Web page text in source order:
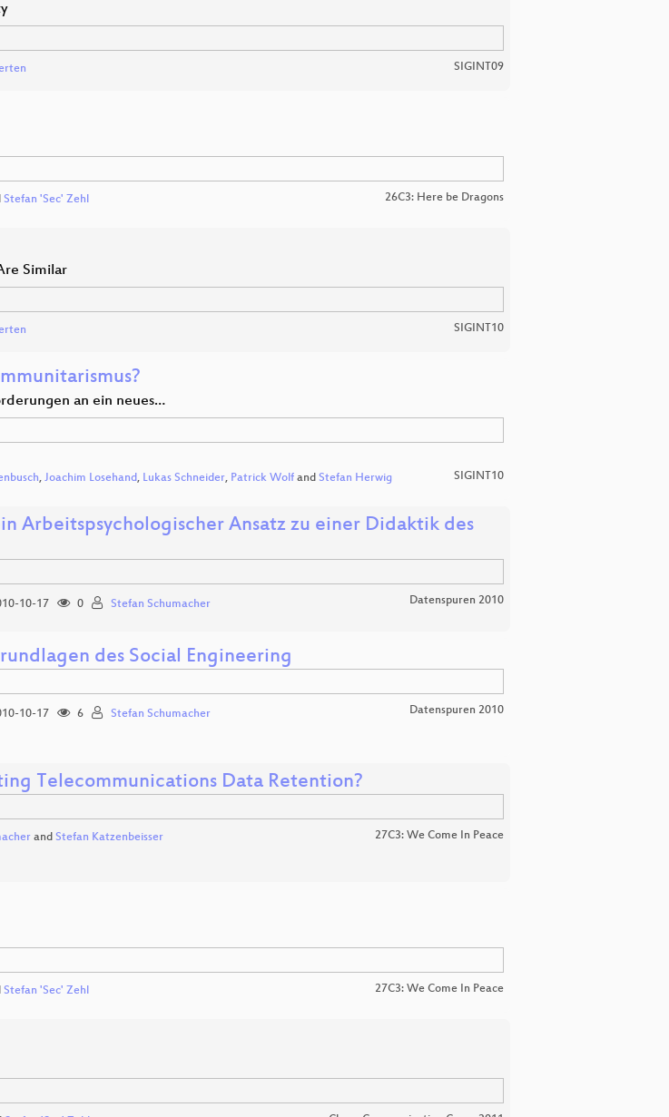
SIGINT09
Stefan 'Sec' Zehl 26C3: Here be Dragons
Similar
SIGINT10
an ein neues…
, Joachim Losehand, Lukas Schneider, Patrick Wolf and Stefan Herwig SIGINT10
Arbeitspsychologischer Ansatz zu einer Didaktik des
10-17 0 Stefan Schumacher Datenspuren 2010
des Social Engineering
10-17 6 Stefan Schumacher Datenspuren 2010
Telecommunications Data Retention?
and Stefan Katzenbeisser 27C3: We Come In Peace
Stefan 'Sec' Zehl 27C3: We Come In Peace